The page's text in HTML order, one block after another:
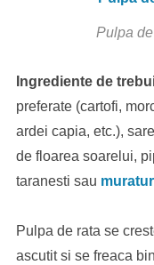
Pulpa
Ingrediente de
preferate (cartofi,
ardei capia, etc.),
de floarea soarelui,
taranesti sau
Pulpa de rata se
ascutit si se freaca